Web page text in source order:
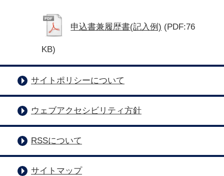
申込書兼履歴書(記入例) (PDF:76
KB)
サイトポリシーについて
ウェブアクセシビリティ方針
RSSについて
サイトマップ